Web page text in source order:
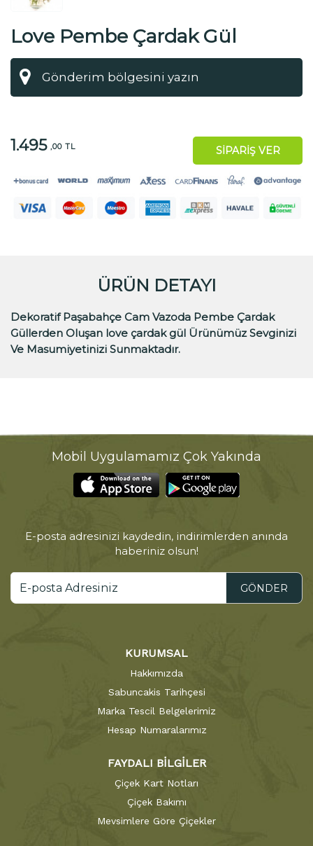
Love Pembe Çardak Gül
1.495 ,00 TL SİPARİŞ VER
ÜRÜN DETAYI
Dekoratif Paşabahçe Cam Vazoda Pembe Çardak
Güllerden Oluşan love çardak gül Ürünümüz Sevginizi
Ve Masumiyetinizi Sunmaktadır.
Mobil Uygulamamız Çok Yakında
E-posta adresinizi kaydedin, indirimlerden anında
haberiniz olsun!
GÖNDER
KURUMSAL
Hakkımızda
Sabuncakis Tarihçesi
Marka Tescil Belgelerimiz
Hesap Numaralarımız
FAYDALI BİLGİLER
Çiçek Kart Notları
Çiçek Bakımı
Mevsimlere Göre Çiçekler